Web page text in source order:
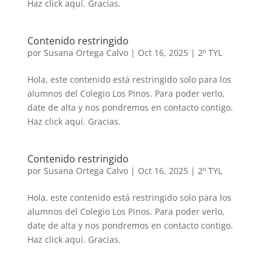
Haz click aquí. Gracias.
Contenido restringido
por Susana Ortega Calvo| Oct 16, 2025| 2º TYL
Hola, este contenido está restringido solo para los
alumnos del Colegio Los Pinos. Para poder verlo,
date de alta y nos pondremos en contacto contigo.
Haz click aquí. Gracias.
Contenido restringido
por Susana Ortega Calvo| Oct 16, 2025| 2º TYL
Hola, este contenido está restringido solo para los
alumnos del Colegio Los Pinos. Para poder verlo,
date de alta y nos pondremos en contacto contigo.
Haz click aquí. Gracias.